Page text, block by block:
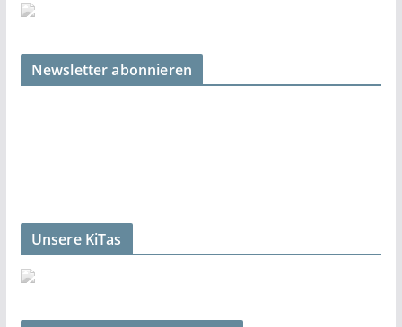
Newsletter abonnieren
Unsere KiTas